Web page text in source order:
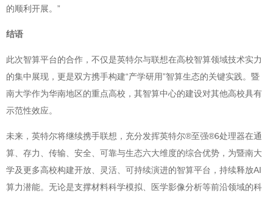
的顺利开展。”
结语
此次智算平台的合作，不仅是英特尔与联想在高校智算领域技术实力
的集中展现，更是双方携手构建“产学研用”智算生态的关键实践。暨
南大学作为华南地区的重点高校，其智算中心的建设对其他高校具有
示范性效应。
未来，英特尔将继续携手联想，充分发挥英特尔®至强®6处理器在通
算、存力、传输、安全、可靠与生态六大维度的综合优势，为暨南大
学及更多高校构建开放、灵活、可持续演进的智算平台，持续释放AI
算力潜能。无论是支撑材料科学模拟、医学影像分析等前沿领域的科